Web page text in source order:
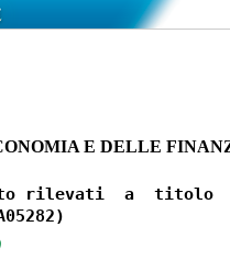
E DELLE
rilevati  a  titolo